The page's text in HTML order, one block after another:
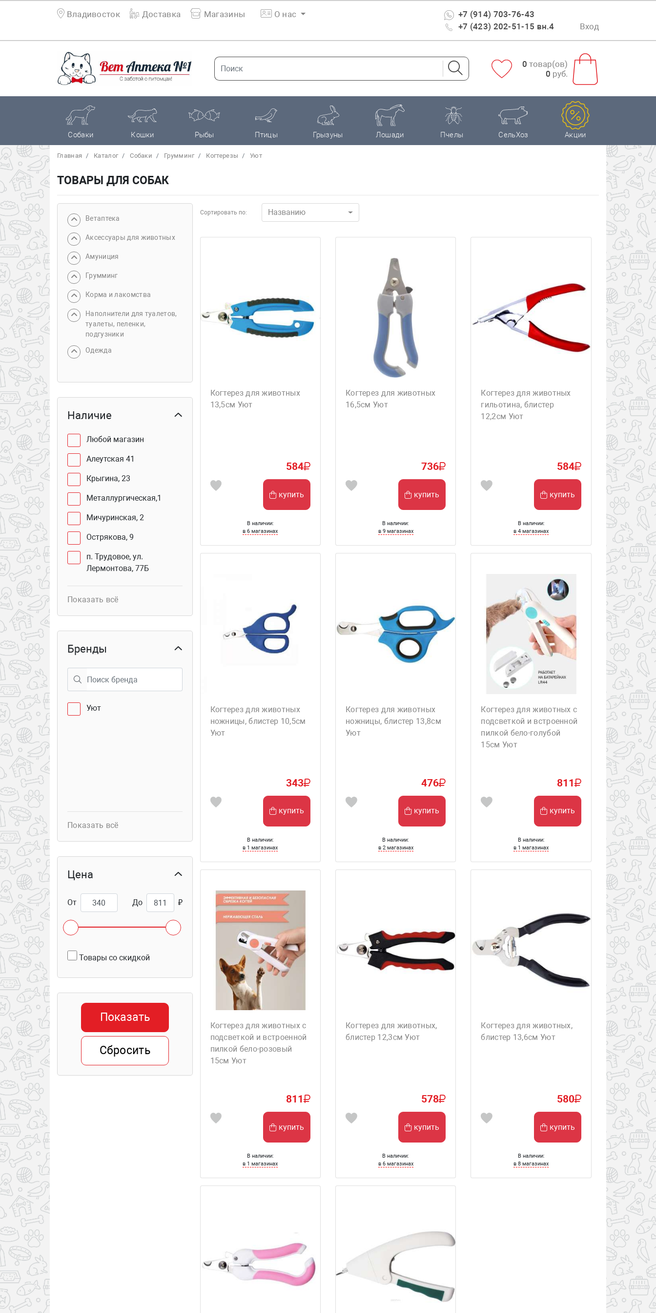
Владивосток Доставка Магазины О нас
+7 (914) 703-76-43
+7 (423) 202-51-15 вн.4
Вход
0 товар(ов)
0 руб.
Собаки Кошки Рыбы Птицы Грызуны Лошади Пчелы СельХоз Акции
Главная Каталог Собаки Грумминг Когтерезы Уют
ТОВАРЫ ДЛЯ СОБАК
Bетаптека
Аксессуары для животных
Амуниция
Грумминг
Корма и лакомства
Наполнители для туалетов,
туалеты, пеленки,
подгузники
Одежда
Наличие
Любой магазин
Алеутская 41
Крыгина, 23
Металлургическая,1
Мичуринская, 2
Острякова, 9
п. Трудовое, ул.
Лермонтова, 77Б
Юмашева, 2 В
103б)
Столетия Владивостока,
40
Семёновская 25
Показать всё
Бренды
Уют
Показать всё
Цена
От До ₽
Товары со скидкой
Показать
Сбросить
Сортировать по: Названию
Когтерез для животных
13,5см Уют
584
купить
В наличии:
в 6 магазинах
Когтерез для животных
16,5см Уют
736
купить
В наличии:
в 9 магазинах
Когтерез для животных
гильотина, блистер
12,2см Уют
584
купить
В наличии:
в 4 магазинах
Когтерез для животных
ножницы, блистер 10,5см
Уют
343
купить
В наличии:
в 1 магазинах
Когтерез для животных
ножницы, блистер 13,8см
Уют
476
купить
В наличии:
в 2 магазинах
Когтерез для животных с
подсветкой и встроенной
пилкой бело-голубой
15см Уют
811
купить
В наличии:
в 1 магазинах
Когтерез для животных с
подсветкой и встроенной
пилкой бело-розовый
15см Уют
811
купить
В наличии:
в 1 магазинах
Когтерез для животных,
блистер 12,3см Уют
578
купить
В наличии:
в 6 магазинах
Когтерез для животных,
блистер 13,6см Уют
580
купить
В наличии:
в 8 магазинах